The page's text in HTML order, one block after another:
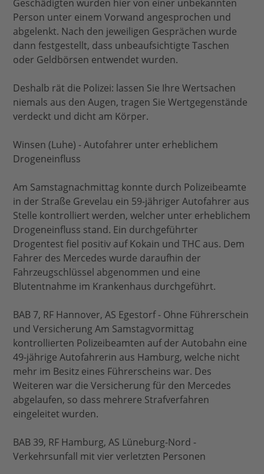
Geschädigten wurden hier von einer unbekannten
Person unter einem Vorwand angesprochen und
abgelenkt. Nach den jeweiligen Gesprächen wurde
dann festgestellt, dass unbeaufsichtigte Taschen
oder Geldbörsen entwendet wurden.
Deshalb rät die Polizei: lassen Sie Ihre Wertsachen
niemals aus den Augen, tragen Sie Wertgegenstände
verdeckt und dicht am Körper.
Winsen (Luhe) - Autofahrer unter erheblichem
Drogeneinfluss
Am Samstagnachmittag konnte durch Polizeibeamte
in der Straße Grevelau ein 59-jähriger Autofahrer aus
Stelle kontrolliert werden, welcher unter erheblichem
Drogeneinfluss stand. Ein durchgeführter
Drogentest fiel positiv auf Kokain und THC aus. Dem
Fahrer des Mercedes wurde daraufhin der
Fahrzeugschlüssel abgenommen und eine
Blutentnahme im Krankenhaus durchgeführt.
BAB 7, RF Hannover, AS Egestorf - Ohne Führerschein
und Versicherung Am Samstagvormittag
kontrollierten Polizeibeamten auf der Autobahn eine
49-jährige Autofahrerin aus Hamburg, welche nicht
mehr im Besitz eines Führerscheins war. Des
Weiteren war die Versicherung für den Mercedes
abgelaufen, so dass mehrere Strafverfahren
eingeleitet wurden.
BAB 39, RF Hamburg, AS Lüneburg-Nord -
Verkehrsunfall mit vier verletzten Personen